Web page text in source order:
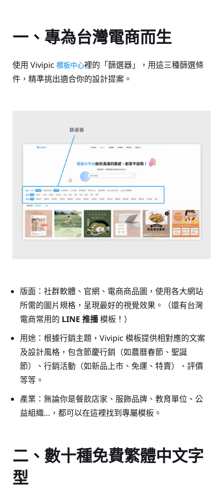
一、專為台灣電商而生
使用 Vivipic 模板中心裡的「篩選器」，用這三種篩選條
件，精準挑出適合你的設計提案。
版面：社群軟體、官網、電商商品圖，使用各大網站
所需的圖片規格，呈現最好的視覺效果。（還有台灣
電商常用的 LINE 推播模板！）
用途：根據行銷主題，Vivipic 模板提供相對應的文案
及設計風格，包含節慶行銷（如農曆春節、聖誕
節）、行銷活動（如新品上市、免運、特賣）、評價
等等。
產業：無論你是餐飲店家、服飾品牌、教育單位、公
益組織…，都可以在這裡找到專屬模板。
二、數十種免費繁體中文字
型